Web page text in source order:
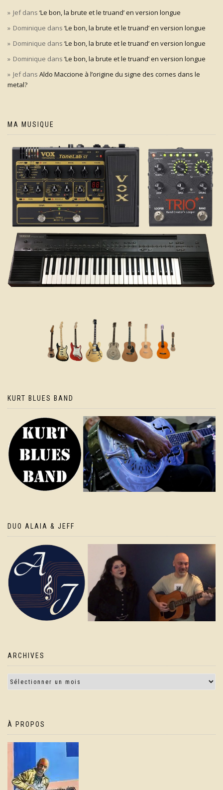
Jefdans ‘Le bon, la brute et le truand’ en version longue
Dominique dans ‘Le bon, la brute et le truand’ en version longue
Dominique dans ‘Le bon, la brute et le truand’ en version longue
Dominique dans ‘Le bon, la brute et le truand’ en version longue
Jefdans Aldo Maccione à l’origine du signe des cornes dans le
metal?
MA MUSIQUE
KURT BLUES BAND
DUO ALAIA & JEFF
ARCHIVES
À PROPOS